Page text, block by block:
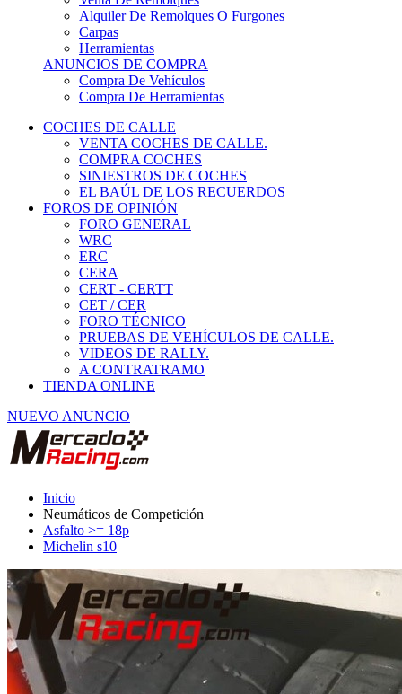
ERC
CERA
CERT - CERTT
CET / CER
FORO TÉCNICO
PRUEBAS DE VEHÍCULOS DE CALLE.
VIDEOS DE RALLY.
A CONTRATRAMO
TIENDA ONLINE
NUEVO ANUNCIO
Inicio
Neumáticos de Competición
Asfalto >= 18p
Michelin s10